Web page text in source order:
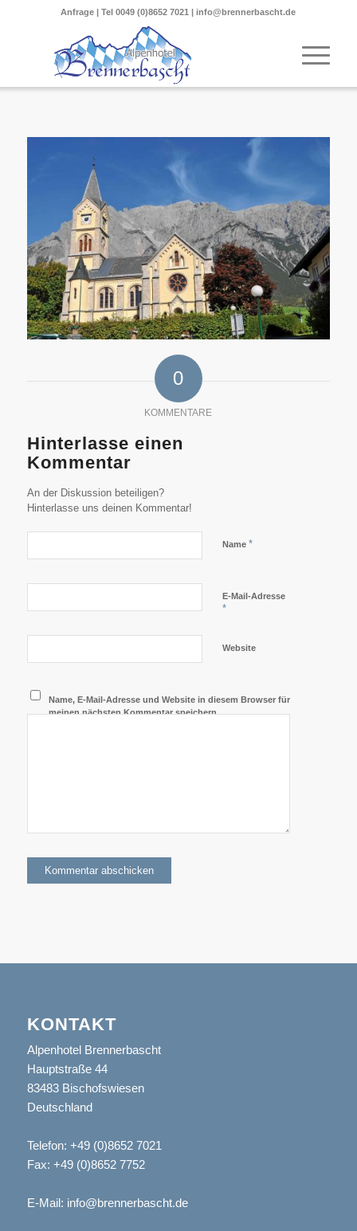
Anfrage | Tel0049 (0)8652 7021 |info@brennerbascht.de
0
KOMMENTARE
Hinterlasse einen
Kommentar
An der Diskussion beteiligen?
Hinterlasse uns deinen Kommentar!
Name *
E-Mail-Adresse
*
Website
Name, E-Mail-Adresse und Website in diesem Browser für
meinen nächsten Kommentar speichern.
KONTAKT
Alpenhotel Brennerbascht
Hauptstraße 44
83483 Bischofswiesen
Deutschland
Telefon: +49 (0)8652 7021
Fax: +49 (0)8652 7752
E-Mail: info@brennerbascht.de